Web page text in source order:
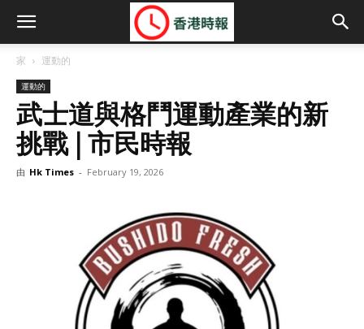
家 運動的
運動的
武士道與格鬥運動產業的新
挑戰 | 市民時報
由 Hk Times - February 19, 2026